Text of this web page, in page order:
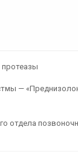
протеазы
—
отдела